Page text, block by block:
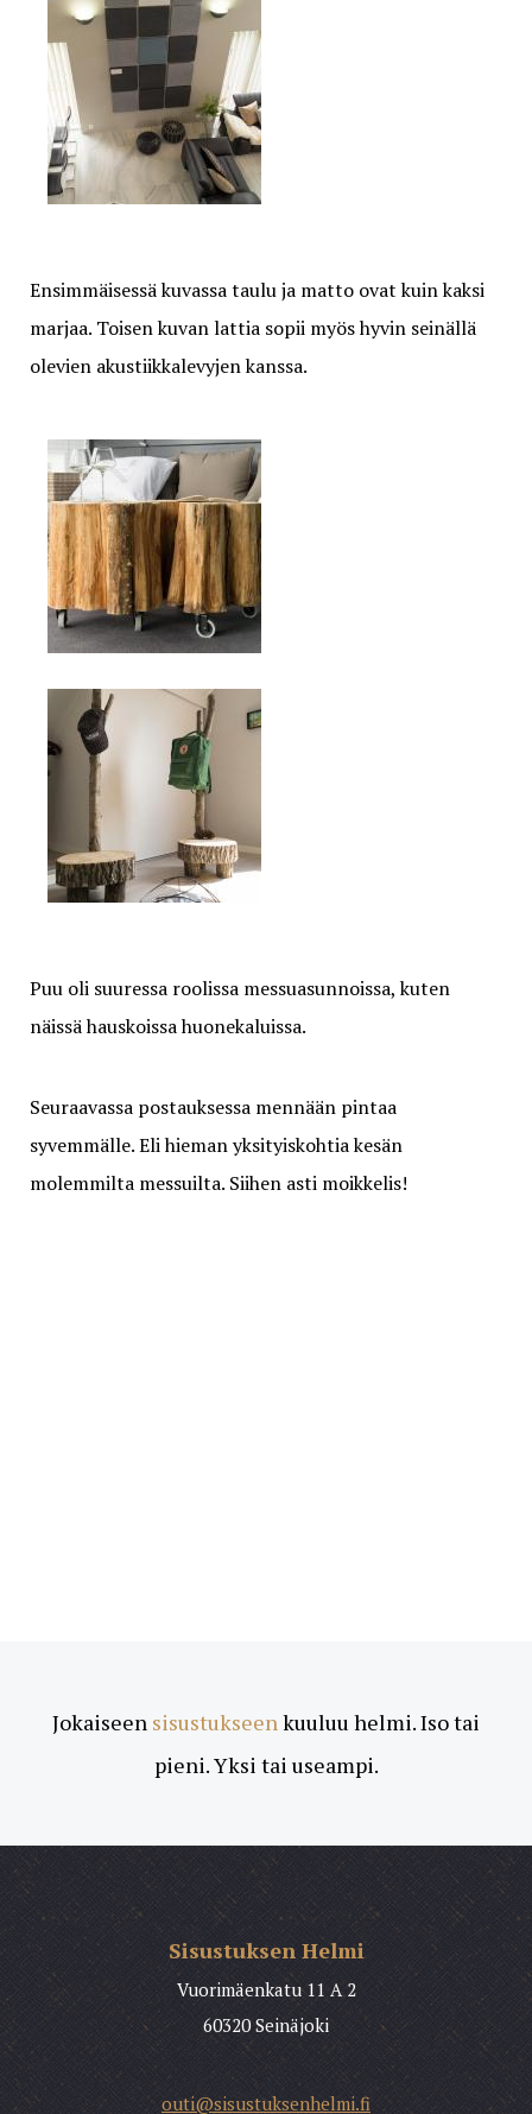
Ensimmäisessä kuvassa taulu ja matto ovat kuin kaksi
marjaa. Toisen kuvan lattia sopii myös hyvin seinällä
olevien akustiikkalevyjen kanssa.
Puu oli suuressa roolissa messuasunnoissa, kuten
näissä hauskoissa huonekaluissa.
Seuraavassa postauksessa mennään pintaa
syvemmälle. Eli hieman yksityiskohtia kesän
molemmilta messuilta. Siihen asti moikkelis!
Jokaiseen sisustukseenkuuluu helmi. Iso tai
pieni. Yksi tai useampi.
Sisustuksen Helmi
Vuorimäenkatu 11 A 2
60320 Seinäjoki
outi@sisustuksenhelmi.fi